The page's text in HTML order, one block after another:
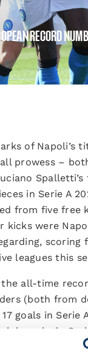
RECORD
of Napoli’s
prowess –
Spalletti’s
in Serie A
from five free
kicks were
scoring
leagues this
all-time
(both from
goals in Serie
in a single
competition in